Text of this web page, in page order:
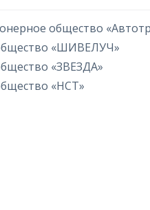
общество
«ШИВЕЛУЧ»
«ЗВЕЗДА»
«НСТ»